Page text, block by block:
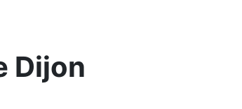
Dijon